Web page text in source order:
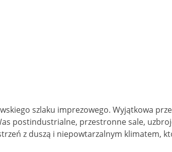
szlaku imprezowego. Wyjątkowa
postindustrialne, przestronne sale,
z duszą i niepowtarzalnym klimatem,